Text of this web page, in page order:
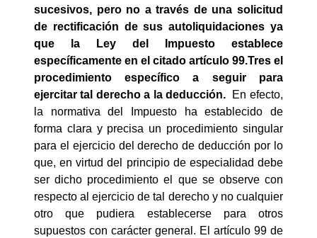
sucesivos, pero no a través de una solicitud
de rectificación de sus autoliquidaciones ya
que la Ley del Impuesto establece
específicamente en el citado artículo 99.Tres el
procedimiento específico a seguir para
ejercitar tal derecho a la deducción. En efecto,
la normativa del Impuesto ha establecido de
forma clara y precisa un procedimiento singular
para el ejercicio del derecho de deducción por lo
que, en virtud del principio de especialidad debe
ser dicho procedimiento el que se observe con
respecto al ejercicio de tal derecho y no cualquier
otro que pudiera establecerse para otros
supuestos con carácter general. El artículo 99 de